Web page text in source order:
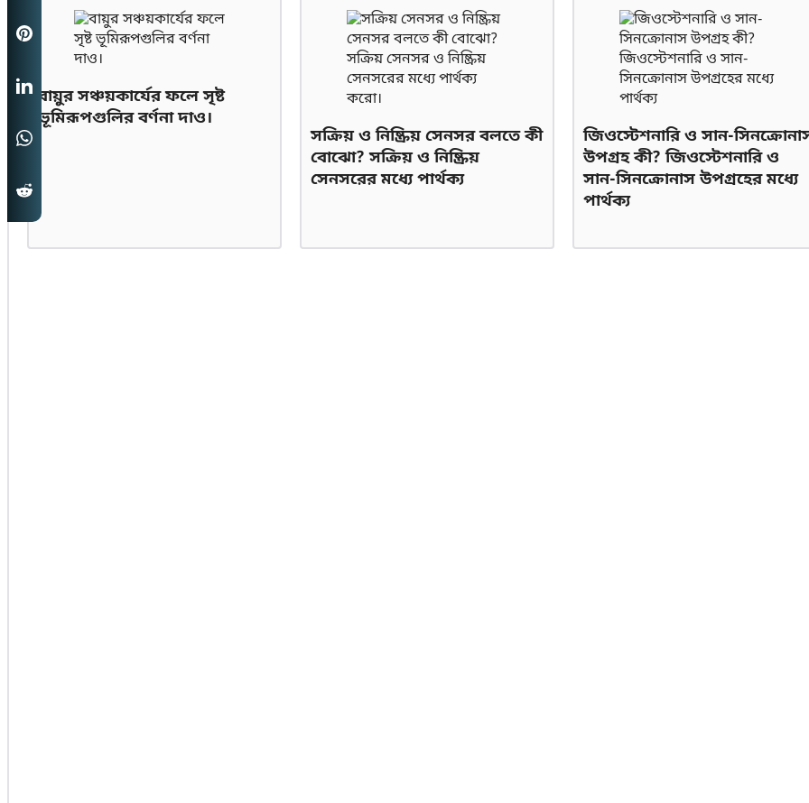
বায়ুর সঞ্চয়কার্যের ফলে সৃষ্ট
ভূমিরূপগুলির বর্ণনা দাও।
সক্রিয় ও নিষ্ক্রিয় সেনসর বলতে কী
বোঝো? সক্রিয় ও নিষ্ক্রিয়
সেনসরের মধ্যে পার্থক্য
জিওস্টেশনারি ও সান-
উপগ্রহ কী? জিওস্টেশনারি ও
সান-সিনক্রোনাস উপগ্রহের মধ্যে
পার্থক্য